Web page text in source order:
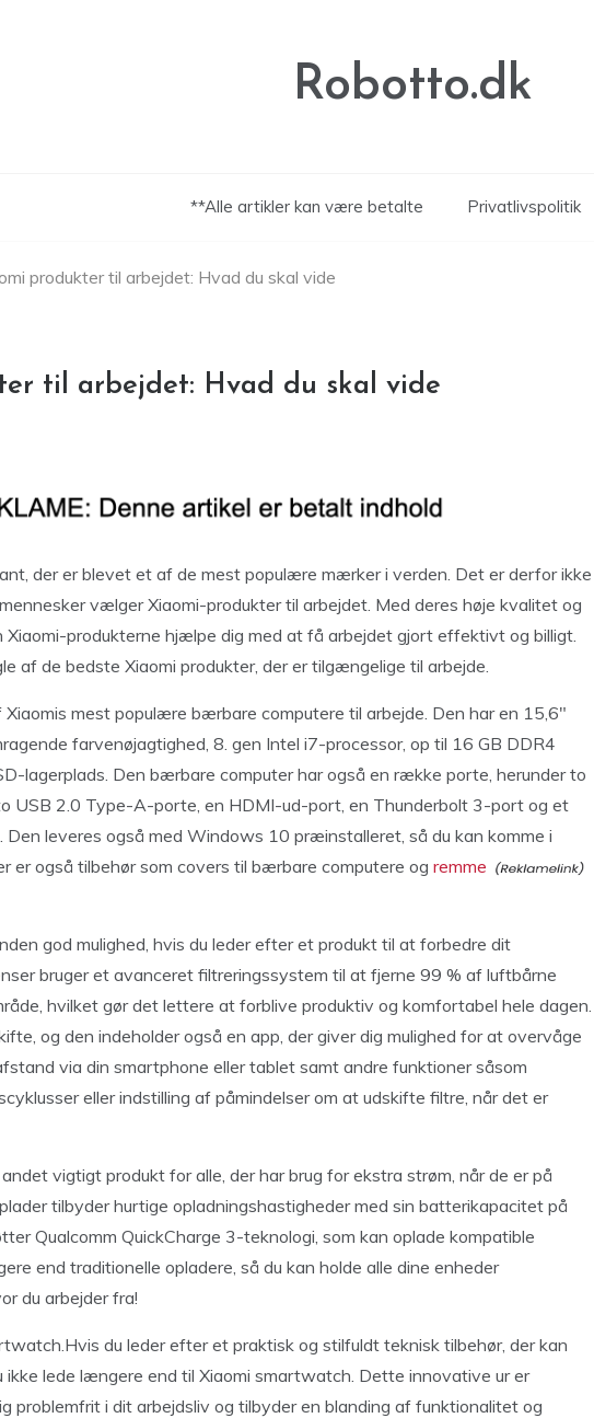
Robotto.dk
**Alle artikler kan være betalte Privatlivspolitik
produkter til arbejdet: Hvad du skal vide
til arbejdet: Hvad du skal vide
der er blevet et af de mest populære mærker i verden. Det er derfor ikke
vælger Xiaomi-produkter til arbejdet. Med deres høje kvalitet og
Xiaomi-produkterne hjælpe dig med at få arbejdet gjort effektivt og billigt.
af de bedste Xiaomi produkter, der er tilgængelige til arbejde.
mest populære bærbare computere til arbejde. Den har en 15,6″
farvenøjagtighed, 8. gen Intel i7-processor, op til 16 GB DDR4
lagerplads. Den bærbare computer har også en række porte, herunder to
USB 2.0 Type-A-porte, en HDMI-ud-port, en Thunderbolt 3-port og et
leveres også med Windows 10 præinstalleret, så du kan komme i
er også tilbehør som covers til bærbare computere og remme
god mulighed, hvis du leder efter et produkt til at forbedre dit
bruger et avanceret filtreringssystem til at fjerne 99 % af luftbårne
hvilket gør det lettere at forblive produktiv og komfortabel hele dagen.
og den indeholder også en app, der giver dig mulighed for at overvåge
via din smartphone eller tablet samt andre funktioner såsom
eller indstilling af påmindelser om at udskifte filtre, når det er
vigtigt produkt for alle, der har brug for ekstra strøm, når de er på
tilbyder hurtige opladningshastigheder med sin batterikapacitet på
Qualcomm QuickCharge 3-teknologi, som kan oplade kompatible
end traditionelle opladere, så du kan holde alle dine enheder
du arbejder fra!
du leder efter et praktisk og stilfuldt teknisk tilbehør, der kan
ikke lede længere end til Xiaomi smartwatch. Dette innovative ur er
problemfrit i dit arbejdsliv og tilbyder en blanding af funktionalitet og